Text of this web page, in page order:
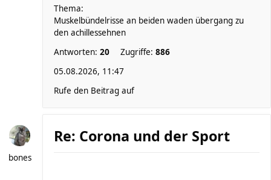
Thema:
Muskelbündelrisse an beiden waden übergang zu
den achillessehnen
Antworten: 20 Zugriffe: 886
05.08.2026, 11:47
Rufe den Beitrag auf
bones
Re: Corona und der Sport